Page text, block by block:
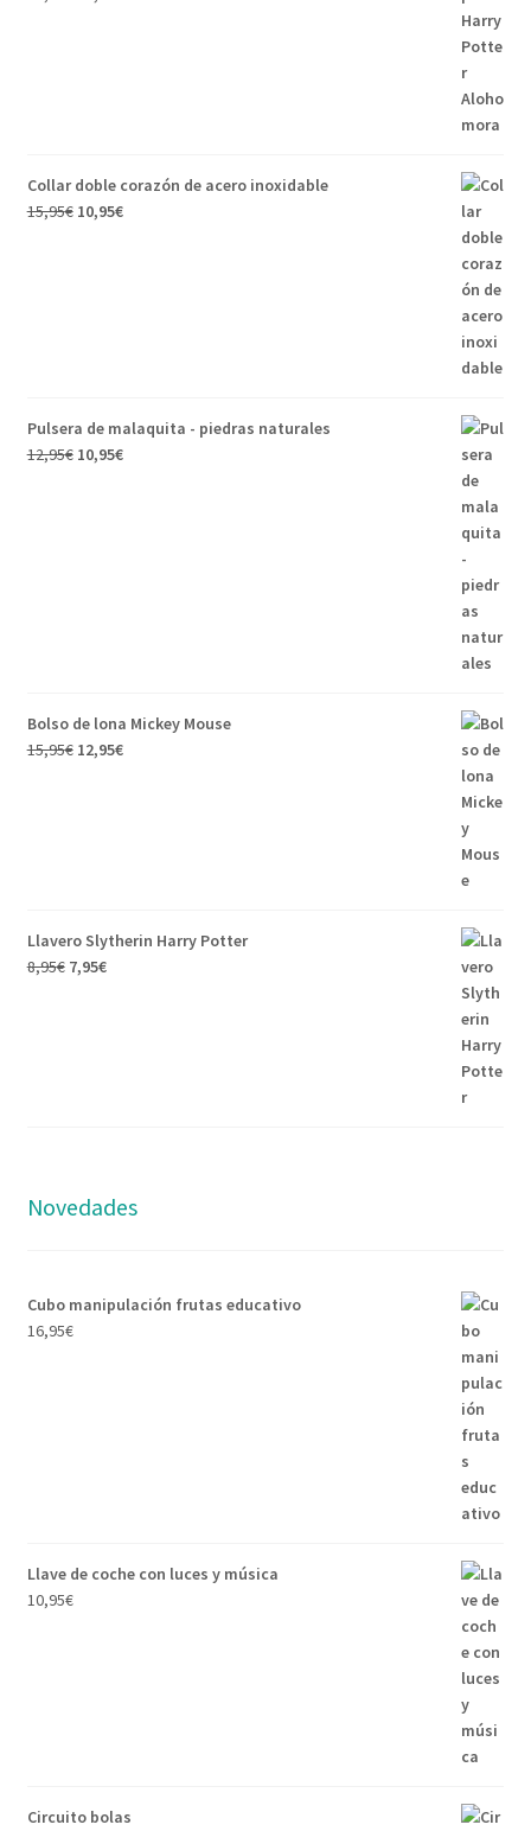
Collar doble corazón de acero inoxidable
15,95€ 10,95€
Pulsera de malaquita - piedras naturales
12,95€ 10,95€
Bolso de lona Mickey Mouse
15,95€ 12,95€
Llavero Slytherin Harry Potter
8,95€ 7,95€
Novedades
Cubo manipulación frutas educativo
16,95€
Llave de coche con luces y música
10,95€
Circuito bolas